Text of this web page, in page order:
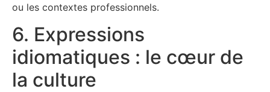
ou les contextes professionnels.
6. Expressions
idiomatiques : le cœur de
la culture